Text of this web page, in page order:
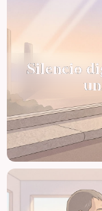
Silencio